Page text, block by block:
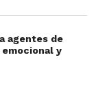
agentes de
y